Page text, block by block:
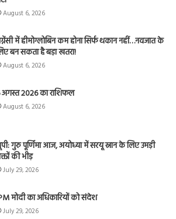
August 6, 2026
में हीमोग्लोबिन कम होना सिर्फ थकान नहीं…नवजात के
बन सकता है बड़ा खतरा!
August 6, 2026
2026 का राशिफल
August 6, 2026
गुरु पूर्णिमा आज, अयोध्या में सरयू स्नान के लिए उमड़ी
की भीड़
July 29, 2026
मोदी का अधिकारियों को संदेश
July 29, 2026